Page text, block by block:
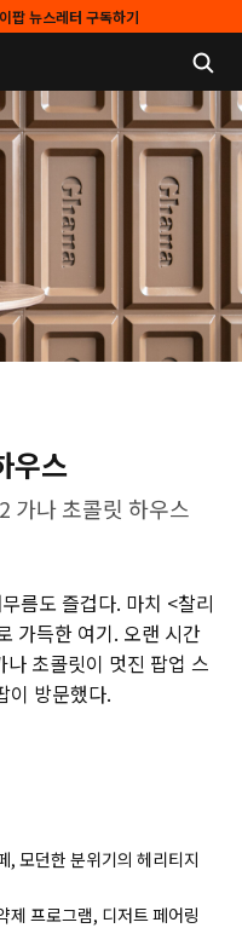
팝 뉴스레터 구독하기
우스
가나 초콜릿 하우스
름도 즐겁다. 마치 <찰리
가득한 여기. 오랜 시간
초콜릿이 멋진 팝업 스
이 방문했다.
모던한 분위기의 헤리티지
프로그램, 디저트 페어링